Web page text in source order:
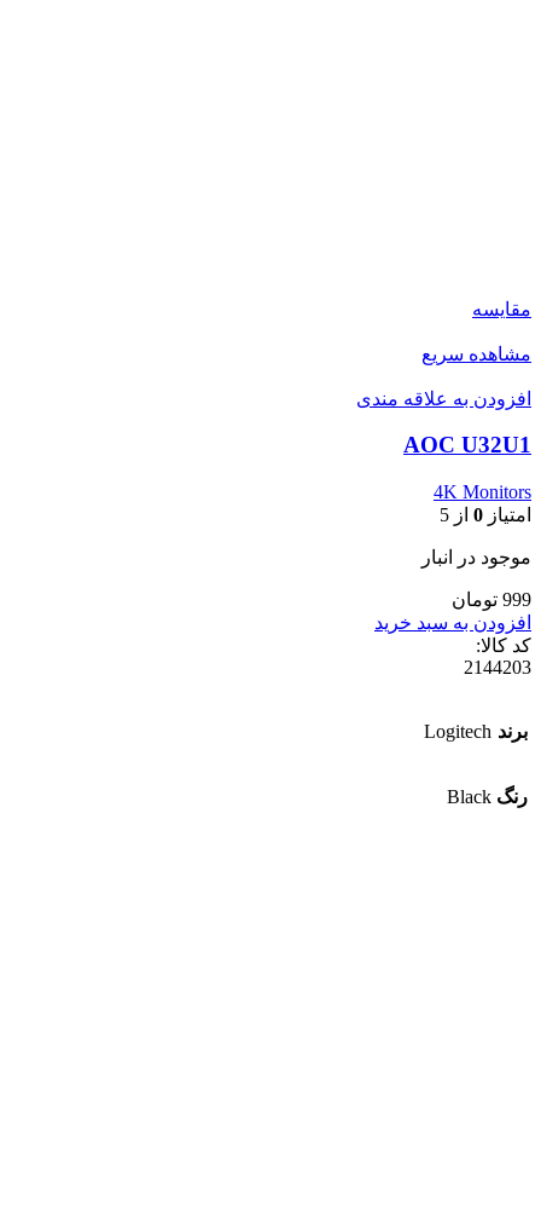
مقایسه
مشاهده سریع
افزودن به علاقه مندی
AOC U32U1
4K Monitors
امتیاز 0 از 5
موجود در انبار
999 تومان
افزودن به سبد خرید
کد کالا:
2144203
برند Logitech
رنگ Black